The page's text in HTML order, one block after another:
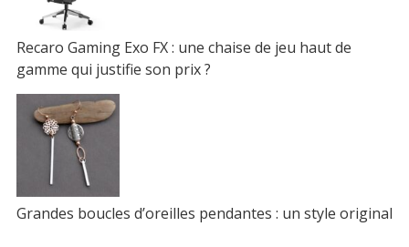
Recaro Gaming Exo FX : une chaise de jeu haut de
gamme qui justifie son prix ?
Grandes boucles d’oreilles pendantes : un style original